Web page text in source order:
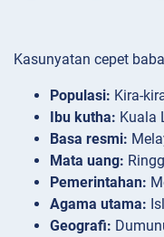
Kasunyatan cepet
Populasi: Kira-
Ibu kutha: Kuala
Basa resmi:
Mata uang:
Pemerintahan:
Agama utama:
Geografi: